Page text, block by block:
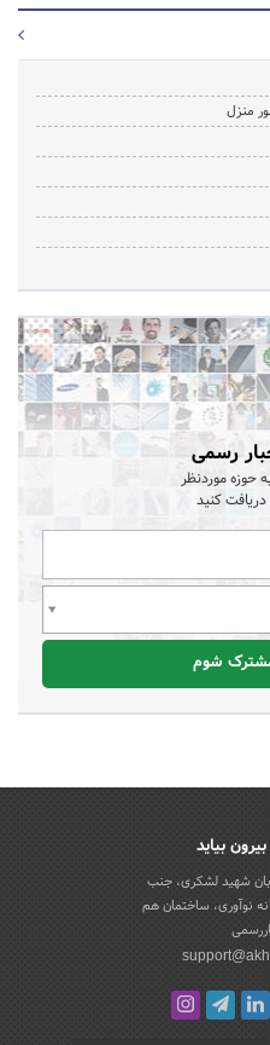
منزل
رسمی
حوزه موردنظر
کنید
شوم
بیاید
شهید لشکری، جنب
نوآوری، ساختمان هم